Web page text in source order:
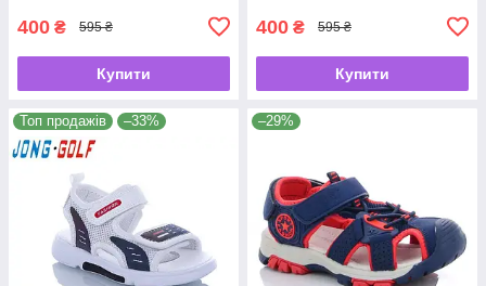
400 ₴ 595 ₴
Купити
400 ₴ 595 ₴
Купити
Топ продажів –33% –29%